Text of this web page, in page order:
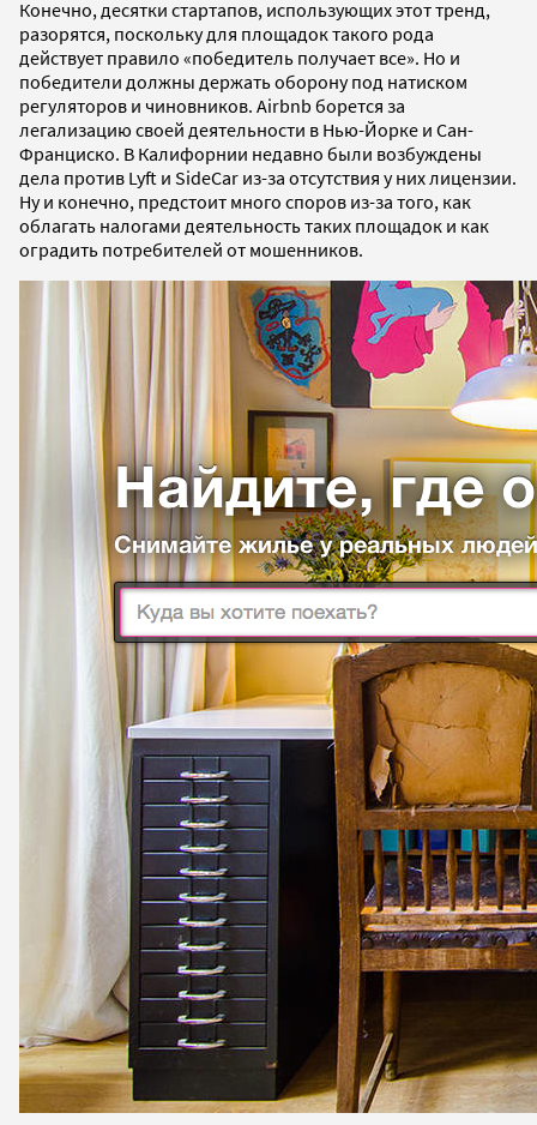
Конечно, десятки стартапов, использующих этот тренд,
разорятся, поскольку для площадок такого рода
действует правило «победитель получает все». Но и
победители должны держать оборону под натиском
регуляторов и чиновников. Airbnb борется за
легализацию своей деятельности в Нью-Йорке и Сан-
Франциско. В Калифорнии недавно были возбуждены
дела против Lyft и SideCar из-за отсутствия у них лицензии.
Ну и конечно, предстоит много споров из-за того, как
облагать налогами деятельность таких площадок и как
оградить потребителей от мошенников.